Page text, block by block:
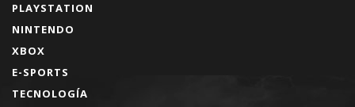
PLAYSTATION
NINTENDO
XBOX
E-SPORTS
TECNOLOGÍA